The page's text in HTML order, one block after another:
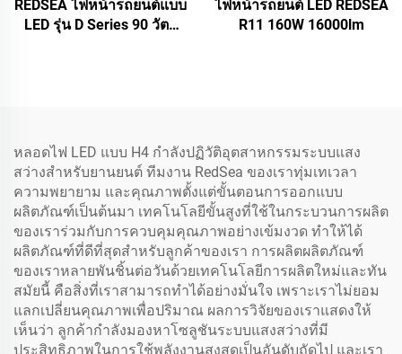
REDSEA ไฟหน้ารถยนต์แบบ
LED รุ่น D Series 90 วัตต์
ไฟหน้ารถยนต์ LED REDSEA
R11 160W 16000lm
หลอดไฟ LED แบบ H4 กำลังปฏิวัติอุตสาหกรรมระบบแสง
สว่างสำหรับยานยนต์ ทีมงาน RedSea ของเราทุ่มเทเวลา
ความพยายาม และคุณภาพตั้งแต่ขั้นตอนการออกแบบ
ผลิตภัณฑ์เป็นต้นมา เทคโนโลยีขั้นสูงที่ใช้ในกระบวนการผลิต
ของเราร่วมกับการควบคุมคุณภาพอย่างเข้มงวด ทำให้ได้
ผลิตภัณฑ์ที่ดีที่สุดสำหรับลูกค้าของเรา การผลิตผลิตภัณฑ์
ของเราหลายพันชิ้นต่อวันด้วยเทคโนโลยีการผลิตใหม่และทัน
สมัยนี้ คือสิ่งที่เราสามารถทำได้อย่างมั่นใจ เพราะเราไม่ยอม
แลกเปลี่ยนคุณภาพเพื่อปริมาณ ผลการวิจัยของเราแสดงให้
เห็นว่า ลูกค้ากำลังมองหาโซลูชันระบบแสงสว่างที่มี
ประสิทธิภาพในการใช้พลังงานสูงสุดเป็นอันดับถัดไป และเรา